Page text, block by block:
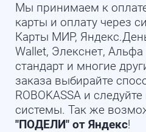
Мы принимаем к
карты и оплату через
Карты МИР,
Wallet, Элекснет,
стандарт и многие
заказа выбирайте
ROBOKASSA и
системы. Так же
"ПОДЕЛИ" от Яндекс!